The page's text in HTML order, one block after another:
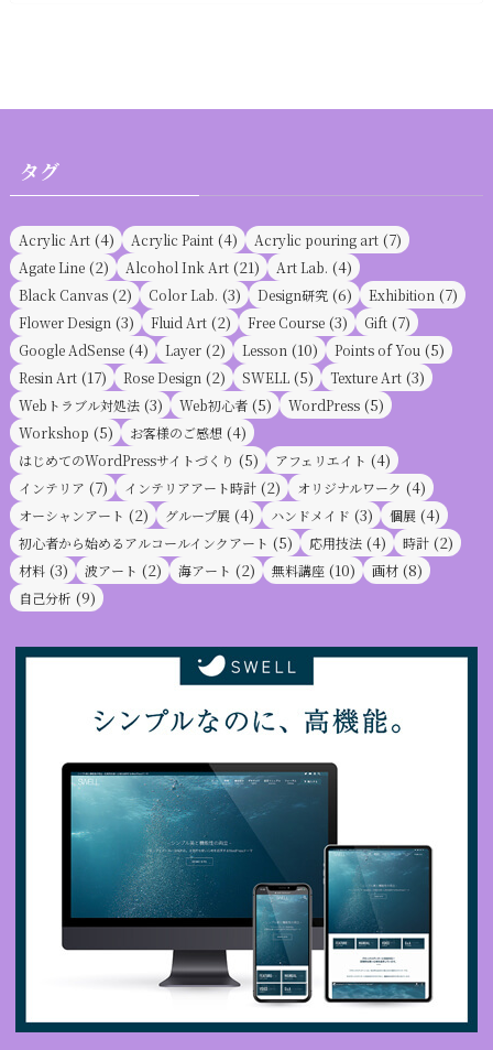
タグ
Acrylic Art (4) Acrylic Paint (4) Acrylic pouring art (7)
Agate Line (2) Alcohol Ink Art (21) Art Lab. (4)
Black Canvas (2) Color Lab. (3) Design研究 (6) Exhibition (7)
Flower Design (3) Fluid Art (2) Free Course (3) Gift (7)
Google AdSense (4) Layer (2) Lesson (10) Points of You (5)
Resin Art (17) Rose Design (2) SWELL (5) Texture Art (3)
Webトラブル対処法 (3) Web初心者 (5) WordPress (5)
Workshop (5) お客様のご感想 (4)
はじめてのWordPressサイトづくり (5) アフェリエイト (4)
インテリア (7) インテリアアート時計 (2) オリジナルワーク (4)
オーシャンアート (2) グループ展 (4) ハンドメイド (3) 個展 (4)
初心者から始めるアルコールインクアート (5) 応用技法 (4) 時計 (2)
材料 (3) 波アート (2) 海アート (2) 無料講座 (10) 画材 (8)
自己分析 (9)